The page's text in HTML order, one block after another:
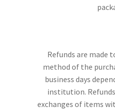
Refunds are made
method of the
business days
institution.
exchanges of items